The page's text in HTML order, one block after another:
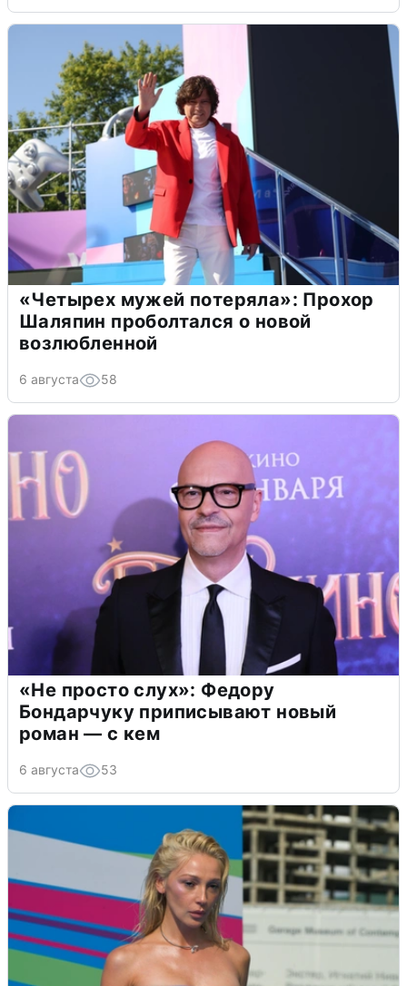
«Четырех мужей потеряла»: Прохор
Шаляпин проболтался о новой
возлюбленной
6 августа 58
«Не просто слух»: Федору
Бондарчуку приписывают новый
роман — с кем
6 августа 53